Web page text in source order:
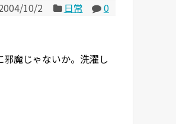
10/2 日常
0
魔じゃないか。洗濯し